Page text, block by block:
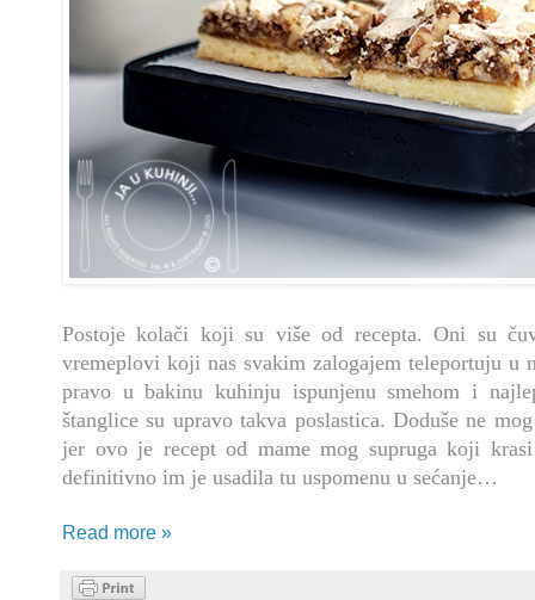
Postoje kolači koji su više od recepta. Oni su
vremeplovi koji nas svakim zalogajem teleportuju u
pravo u bakinu kuhinju ispunjenu smehom i
štanglice su upravo takva poslastica. Doduše ne
jer ovo je recept od mame mog supruga koji
definitivno im je usadila tu uspomenu u sećanje…
Read more »